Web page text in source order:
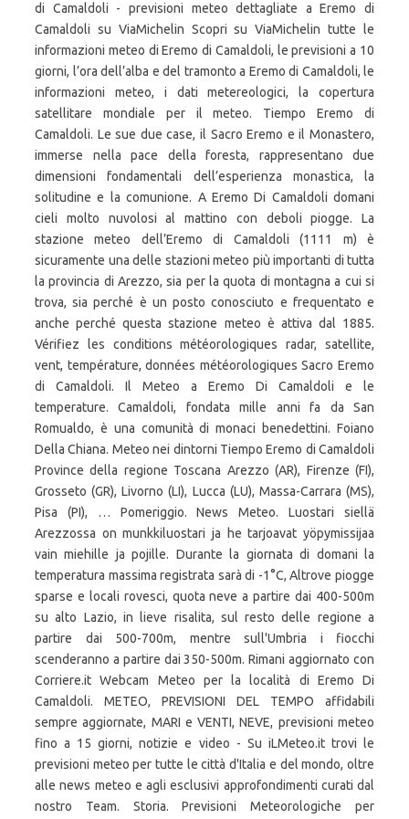
di Camaldoli - previsioni meteo dettagliate a Eremo di
Camaldoli su ViaMichelin Scopri su ViaMichelin tutte le
informazioni meteo di Eremo di Camaldoli, le previsioni a 10
giorni, l’ora dell’alba e del tramonto a Eremo di Camaldoli, le
informazioni meteo, i dati metereologici, la copertura
satellitare mondiale per il meteo. Tiempo Eremo di
Camaldoli. Le sue due case, il Sacro Eremo e il Monastero,
immerse nella pace della foresta, rappresentano due
dimensioni fondamentali dell’esperienza monastica, la
solitudine e la comunione. A Eremo Di Camaldoli domani
cieli molto nuvolosi al mattino con deboli piogge. La
stazione meteo dell’Eremo di Camaldoli (1111 m) è
sicuramente una delle stazioni meteo più importanti di tutta
la provincia di Arezzo, sia per la quota di montagna a cui si
trova, sia perché è un posto conosciuto e frequentato e
anche perché questa stazione meteo è attiva dal 1885.
Vérifiez les conditions météorologiques radar, satellite,
vent, température, données météorologiques Sacro Eremo
di Camaldoli. Il Meteo a Eremo Di Camaldoli e le
temperature. Camaldoli, fondata mille anni fa da San
Romualdo, è una comunità di monaci benedettini. Foiano
Della Chiana. Meteo nei dintorni Tiempo Eremo di Camaldoli
Province della regione Toscana Arezzo (AR), Firenze (FI),
Grosseto (GR), Livorno (LI), Lucca (LU), Massa-Carrara (MS),
Pisa (PI), … Pomeriggio. News Meteo. Luostari siellä
Arezzossa on munkkiluostari ja he tarjoavat yöpymissijaa
vain miehille ja pojille. Durante la giornata di domani la
temperatura massima registrata sarà di -1°C, Altrove piogge
sparse e locali rovesci, quota neve a partire dai 400-500m
su alto Lazio, in lieve risalita, sul resto delle regione a
partire dai 500-700m, mentre sull'Umbria i fiocchi
scenderanno a partire dai 350-500m. Rimani aggiornato con
Corriere.it Webcam Meteo per la località di Eremo Di
Camaldoli. METEO, PREVISIONI DEL TEMPO affidabili
sempre aggiornate, MARI e VENTI, NEVE, previsioni meteo
fino a 15 giorni, notizie e video - Su iLMeteo.it trovi le
previsioni meteo per tutte le città d'Italia e del mondo, oltre
alle news meteo e agli esclusivi approfondimenti curati dal
nostro Team. Storia. Previsioni Meteorologiche per